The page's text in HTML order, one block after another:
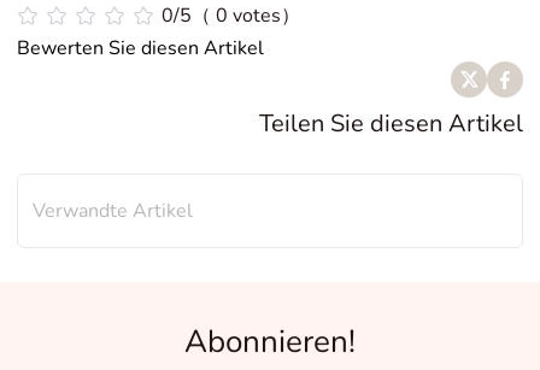
0/5（ 0 votes）
Bewerten Sie diesen Artikel
Teilen Sie diesen Artikel
Verwandte Artikel
Abonnieren!